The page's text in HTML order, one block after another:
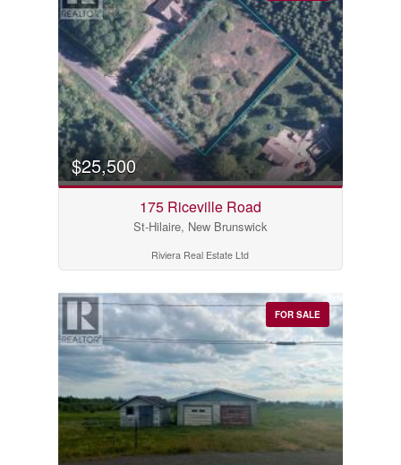
$25,500
175 Riceville Road
St-Hilaire, New Brunswick
Riviera Real Estate Ltd
FOR SALE